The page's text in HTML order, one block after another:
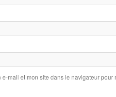
e-mail et mon site dans le navigateur